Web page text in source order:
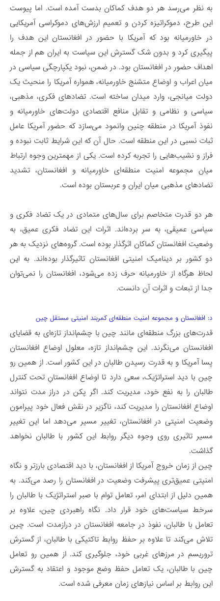
به نظر می‌رسد هر دو هدف کماکان بدست آمده است. اما پیوست
این طرح، دموکراتیزه کردن و تعمیم ارزش‌های دموکراسی آمریکایی
در خاورمیانه بود که آمریکا با حضور در افغانستان این هدف را
پیگیری‌ کرد و بدون شک گسترش این سیاست به ایران هم از جمله
اهداف حضور در افغانستان بود. در ضمن، نبود یکپارچگی سیاسی در
میان اعراب و اوضاع متشنج خاورمیانه، همواره آمریکا را منحیث یک
دولت میانجی، وارد میدان ساخته است. تضادهای فکری، مذهبی،
سیاسی و نظامی و تقابل منافع اقتصادی دولت‌های خاورمیانه و
نفوذ آمریکا در منطقه چنین وانمود می‌سازد که حضور آمریکا عامل
ثبات نسبی در این منطقه است. حال آن که این شرایط ثابت نبوده و
فراز و نشیب‌هایی را تجربه کرده است. یکی از مهمترین وجوه ارتباط
میان مجموعه امنیت منطقه‌ای خاورمیانه و افغانستان، تشدید
تضادهای مذهبی میان ایران و عربستان بوده است.
هر دو قدرت متخاصم برای سال‌های متمادی در یک تضاد فکری و
سیاسی عمیقی، به سر برده‌اند. اثرات این تضاد فکری عمیق، به
وضعیت افغانستان کماکان اثرگذار بوده است. گروه‌های نزدیک به هر
دو کشور بر دینامیک امنیتی افغانستان تاثیرگذار بوده‌اند. به این
لحاظ هرگاه از خاورمیانه حرف زده می‌شود، افغانستان را نمی‌توان
جدا از تبعات و اثرات آن دانست.
د: افغانستان و مجموعه امنیت منطقه‌ای کمربند امنیتی مستقل چین
قدرت‌های بزرگ منطقه‌ای مانند چین با چشم‌انداز تازه‌ای به قضایای
افغانستان می‌نگرند. این چشم‌انداز تازه، معلول اوضاع افغانستان
پسا آمریکا و به قدرت رسیدن طالبان در این کشور است. از همین رو
چین با دید استراتژیک، سعی دارد تا اوضاع افغانستانِ تحت کنترل
طالبان را به نفع خود، مدیریت کند. اگر پکن در دراز مدت نتواند
اوضاع افغانستان را مدیریت کند، ناگزیر در نقش فعال خود پیرامون
وضعیت امنیتی در افغانستان، تغییر مسیر می‌دهد اما این تغییر
مسیر تاثیری روی وجوه دیگر روابط این کشور با طالبان نخواهد
گذاشت.
چین از زمان خروج آمریکا از افغانستان، با دید اقتصادی بارزتر و نگاه
امنیتی عمیق‌تری پیشرفت وضعیت در افغانستان را رصد می‌کند. به
همین دلیل از ابتدای امر، تعامل توام با صبر استراتژیک با طالبان را
سرخط سیاست‌های خود قرار داد. نگاه راهبردی چین، علاوه بر
تعامل با طالبان، نفوذ در جامعه افغانستان در درازمدت است. چین
تلاش می‌کند تا علاوه بر حفظ روابط تاکتیکی با طالبان، از گسترش
تروریسم در مرزهای غربی خود، جلوگیری کند. از همین رو تعامل
چین با طالبان، یک تعامل حفظ وضع موجود و اعتقاد به گسترش
این روابط بر اساس نیازهای زمان معرفی شده است.